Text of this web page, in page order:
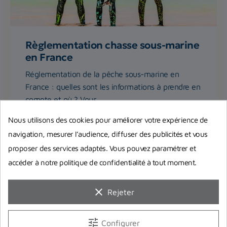
Règlementation chasse sous-marine
en France
Réglementation de la pêche sous-marine en
France : quelles sont les informations à prendre en
compte et où ? Vous...
Lire la suite
Nous utilisons des cookies pour améliorer votre expérience de
navigation, mesurer l’audience, diffuser des publicités et vous
proposer des services adaptés. Vous pouvez paramétrer et
accéder à notre politique de confidentialité à tout moment.
clear Rejeter
tune Configurer